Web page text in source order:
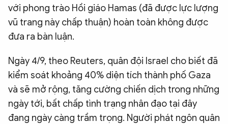
với phong trào Hồi giáo Hamas (đã được lực lượng
vũ trang này chấp thuận) hoàn toàn không được
đưa ra bàn luận.
Ngày 4/9, theo Reuters, quân đội Israel cho biết đã
kiểm soát khoảng 40% diện tích thành phố Gaza
và sẽ mở rộng, tăng cường chiến dịch trong những
ngày tới, bất chấp tình trạng nhân đạo tại đây
đang ngày càng trầm trọng. Người phát ngôn quân